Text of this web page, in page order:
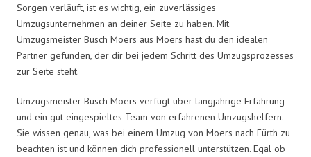
Sorgen verläuft, ist es wichtig, ein zuverlässiges
Umzugsunternehmen an deiner Seite zu haben. Mit
Umzugsmeister Busch Moers aus Moers hast du den idealen
Partner gefunden, der dir bei jedem Schritt des Umzugsprozesses
zur Seite steht.
Umzugsmeister Busch Moers verfügt über langjährige Erfahrung
und ein gut eingespieltes Team von erfahrenen Umzugshelfern.
Sie wissen genau, was bei einem Umzug von Moers nach Fürth zu
beachten ist und können dich professionell unterstützen. Egal ob